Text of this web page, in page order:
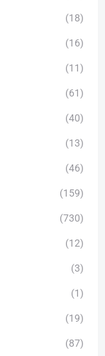
(18)
(16)
(11)
(61)
(40)
(13)
(46)
(159)
(730)
(12)
(3)
(1)
(19)
(87)